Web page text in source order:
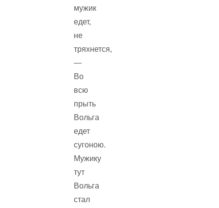
мужик
едет,
не
тряхнется,
—
Во
всю
прыть
Вольга
едет
сугоною.
Мужику
тут
Вольга
стал